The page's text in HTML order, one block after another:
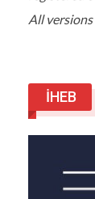
Deepseek ile
BENZER HABER
All
İHEB